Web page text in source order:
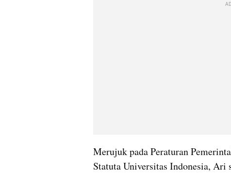
Merujuk pada Peraturan
Statuta Universitas Indonesia,